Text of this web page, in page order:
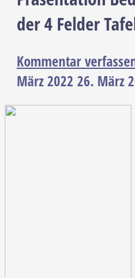
der 4 Felder
Kommentar
März 2022 26. März